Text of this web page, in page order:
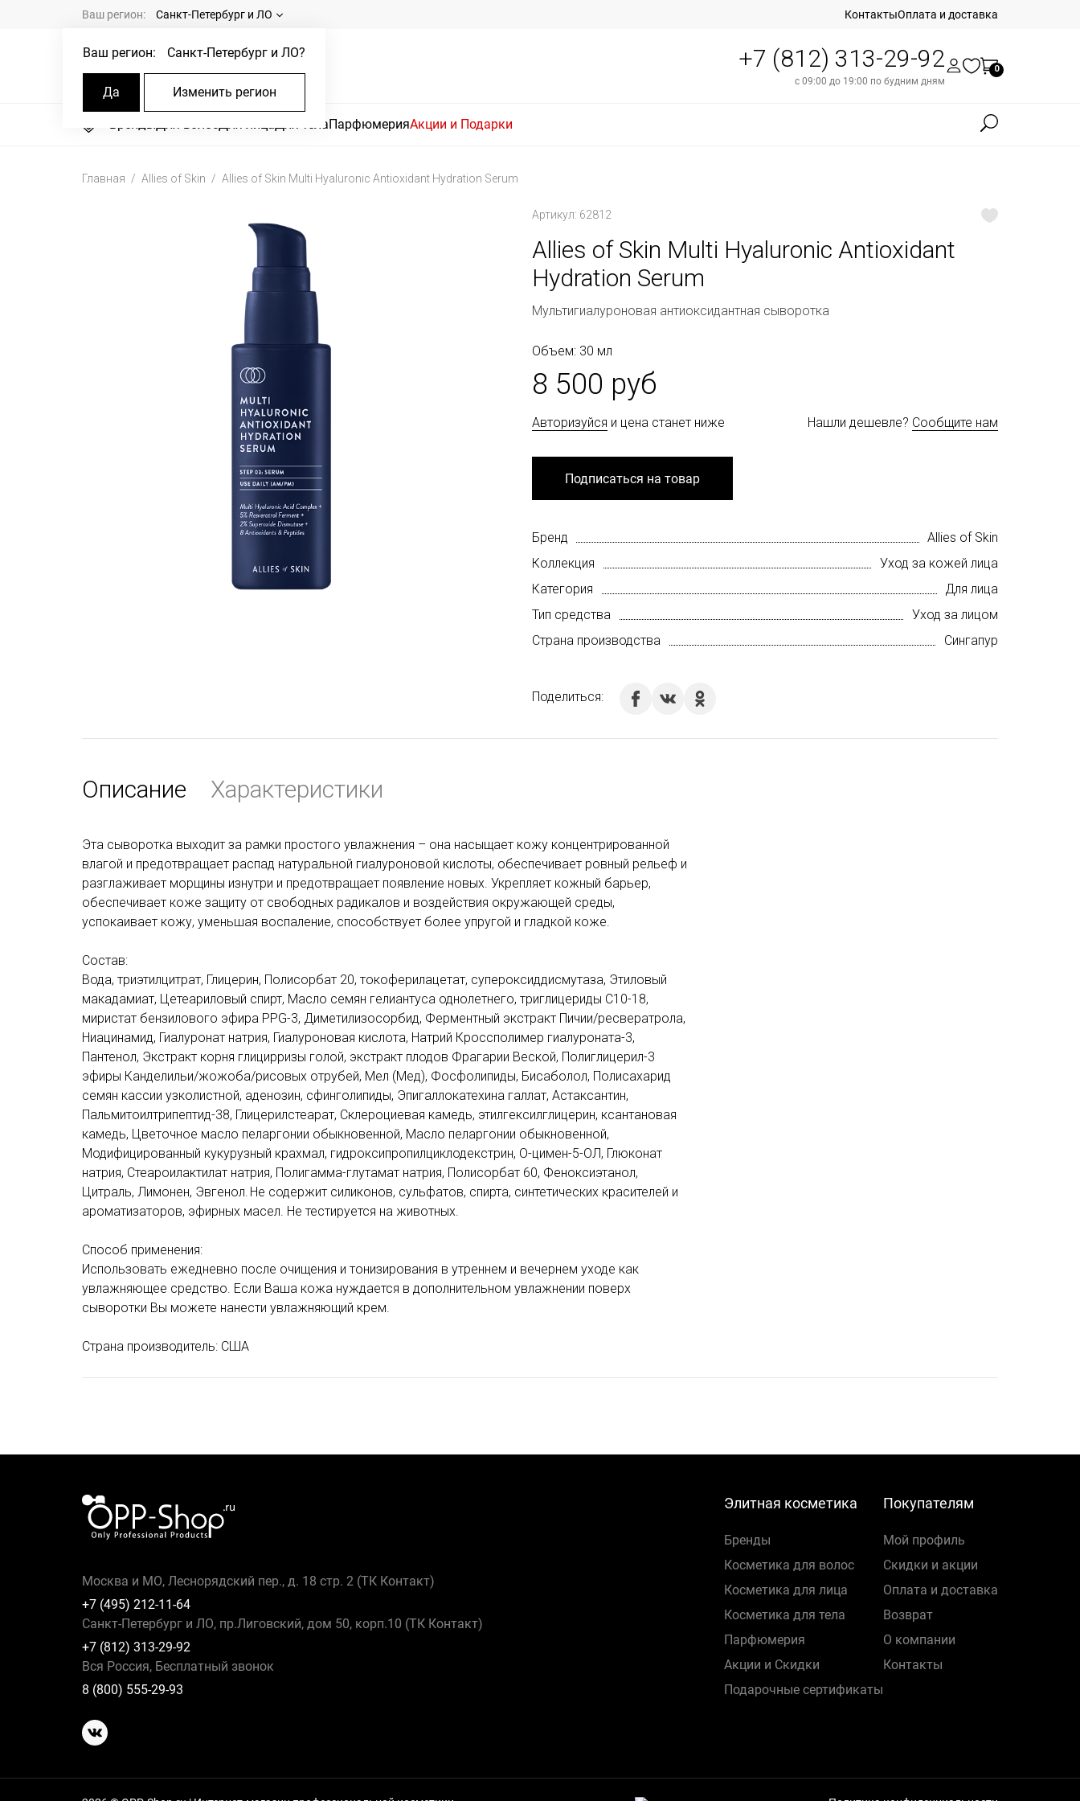
Ваш регион: Санкт-Петербург и ЛО
Ваш регион: Санкт-Петербург и ЛО?
Да Изменить регион
КонтактыОплата и доставка
+7 (812) 313-29-92
с 09:00 до 19:00 по будним дням
0
БрендыДля волосДля лицаДля телаПарфюмерияАкции и Подарки
Главная Allies of Skin Allies of Skin Multi Hyaluronic Antioxidant Hydration Serum
Артикул: 62812
Allies of Skin Multi Hyaluronic Antioxidant
Hydration Serum
Мультигиалуроновая антиоксидантная сыворотка
Объем: 30 мл
8 500 руб
Авторизуйся и цена станет ниже Нашли дешевле? Сообщите нам
Подписаться на товар
Бренд
Allies of Skin
Коллекция
Уход за кожей лица
Категория
Для лица
Тип средства
Уход за лицом
Страна производства
Сингапур
Поделиться:
Описание Характеристики
Эта сыворотка выходит за рамки простого увлажнения – она насыщает кожу концентрированной
влагой и предотвращает распад натуральной гиалуроновой кислоты, обеспечивает ровный рельеф и
разглаживает морщины изнутри и предотвращает появление новых. Укрепляет кожный барьер,
обеспечивает коже защиту от свободных радикалов и воздействия окружающей среды,
успокаивает кожу, уменьшая воспаление, способствует более упругой и гладкой коже.
Состав:
Вода, триэтилцитрат, Глицерин, Полисорбат 20, токоферилацетат, супероксиддисмутаза, Этиловый
макадамиат, Цетеариловый спирт, Масло семян гелиантуса однолетнего, триглицериды С10-18,
миристат бензилового эфира PPG-3, Диметилизосорбид, Ферментный экстракт Пичии/ресвератрола,
Ниацинамид, Гиалуронат натрия, Гиалуроновая кислота, Натрий Кроссполимер гиалуроната-3,
Пантенол, Экстракт корня глицирризы голой, экстракт плодов Фрагарии Веской, Полиглицерил-3
эфиры Канделильи/жожоба/рисовых отрубей, Мел (Мед), Фосфолипиды, Бисаболол, Полисахарид
семян кассии узколистной, аденозин, сфинголипиды, Эпигаллокатехина галлат, Астаксантин,
Пальмитоилтрипептид-38, Глицерилстеарат, Склероциевая камедь, этилгексилглицерин, ксантановая
камедь, Цветочное масло пеларгонии обыкновенной, Масло пеларгонии обыкновенной,
Модифицированный кукурузный крахмал, гидроксипропилциклодекстрин, О-цимен-5-ОЛ, Глюконат
натрия, Стеароилактилат натрия, Полигамма-глутамат натрия, Полисорбат 60, Феноксиэтанол,
Цитраль, Лимонен, Эвгенол. Не содержит силиконов, сульфатов, спирта, синтетических красителей и
ароматизаторов, эфирных масел. Не тестируется на животных.
Способ применения:
Использовать ежедневно после очищения и тонизирования в утреннем и вечернем уходе как
увлажняющее средство. Если Ваша кожа нуждается в дополнительном увлажнении поверх
сыворотки Вы можете нанести увлажняющий крем.
Страна производитель: США
Москва и МО, Леснорядский пер., д. 18 стр. 2 (ТК Контакт)
+7 (495) 212-11-64
Санкт-Петербург и ЛО, пр.Лиговский, дом 50, корп.10 (ТК Контакт)
+7 (812) 313-29-92
Вся Россия, Бесплатный звонок
8 (800) 555-29-93
Элитная косметика
Бренды
Косметика для волос
Косметика для лица
Косметика для тела
Парфюмерия
Акции и Скидки
Подарочные сертификаты
Покупателям
Мой профиль
Скидки и акции
Оплата и доставка
Возврат
О компании
Контакты